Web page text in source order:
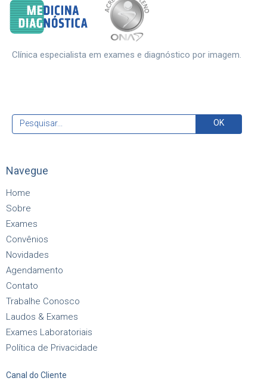
Clínica especialista em exames e diagnóstico por imagem.
Navegue
Home
Sobre
Exames
Convênios
Novidades
Agendamento
Contato
Trabalhe Conosco
Laudos & Exames
Exames Laboratoriais
Política de Privacidade
Canal do Cliente